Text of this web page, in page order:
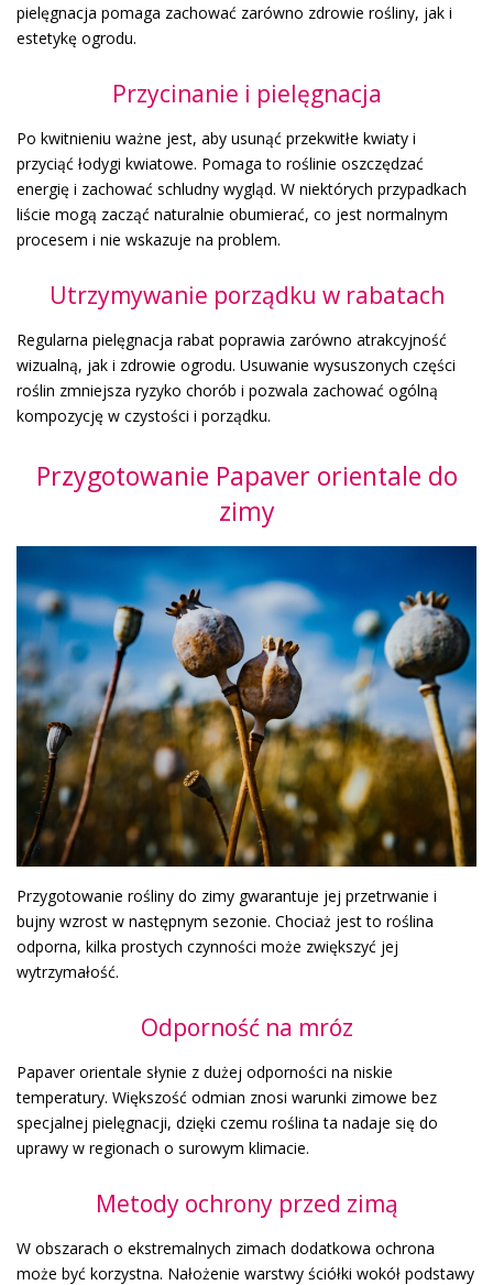
pielęgnacja pomaga zachować zarówno zdrowie rośliny, jak i
estetykę ogrodu.
Przycinanie i pielęgnacja
Po kwitnieniu ważne jest, aby usunąć przekwitłe kwiaty i
przyciąć łodygi kwiatowe. Pomaga to roślinie oszczędzać
energię i zachować schludny wygląd. W niektórych przypadkach
liście mogą zacząć naturalnie obumierać, co jest normalnym
procesem i nie wskazuje na problem.
Utrzymywanie porządku w rabatach
Regularna pielęgnacja rabat poprawia zarówno atrakcyjność
wizualną, jak i zdrowie ogrodu. Usuwanie wysuszonych części
roślin zmniejsza ryzyko chorób i pozwala zachować ogólną
kompozycję w czystości i porządku.
Przygotowanie Papaver orientale do
zimy
Przygotowanie rośliny do zimy gwarantuje jej przetrwanie i
bujny wzrost w następnym sezonie. Chociaż jest to roślina
odporna, kilka prostych czynności może zwiększyć jej
wytrzymałość.
Odporność na mróz
Papaver orientale słynie z dużej odporności na niskie
temperatury. Większość odmian znosi warunki zimowe bez
specjalnej pielęgnacji, dzięki czemu roślina ta nadaje się do
uprawy w regionach o surowym klimacie.
Metody ochrony przed zimą
W obszarach o ekstremalnych zimach dodatkowa ochrona
może być korzystna. Nałożenie warstwy ściółki wokół podstawy